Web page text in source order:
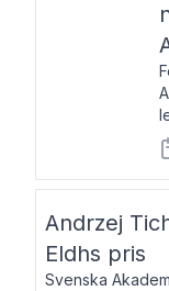
Andrzej
Eldhs pris
Svenska